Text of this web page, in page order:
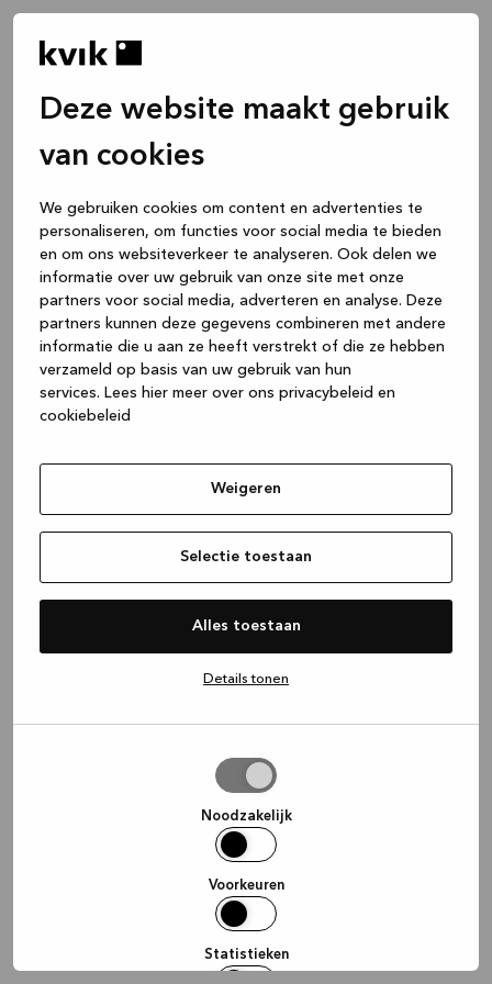
Deze website maakt gebruik
van cookies
We gebruiken cookies om content en advertenties te
personaliseren, om functies voor social media te bieden
en om ons websiteverkeer te analyseren. Ook delen we
informatie over uw gebruik van onze site met onze
partners voor social media, adverteren en analyse. Deze
partners kunnen deze gegevens combineren met andere
informatie die u aan ze heeft verstrekt of die ze hebben
verzameld op basis van uw gebruik van hun
services. Lees hier meer over ons privacybeleid en
cookiebeleid
Weigeren
Selectie toestaan
Alles toestaan
Details tonen
Noodzakelijk
Voorkeuren
Statistieken
(see the browser console for more
information).